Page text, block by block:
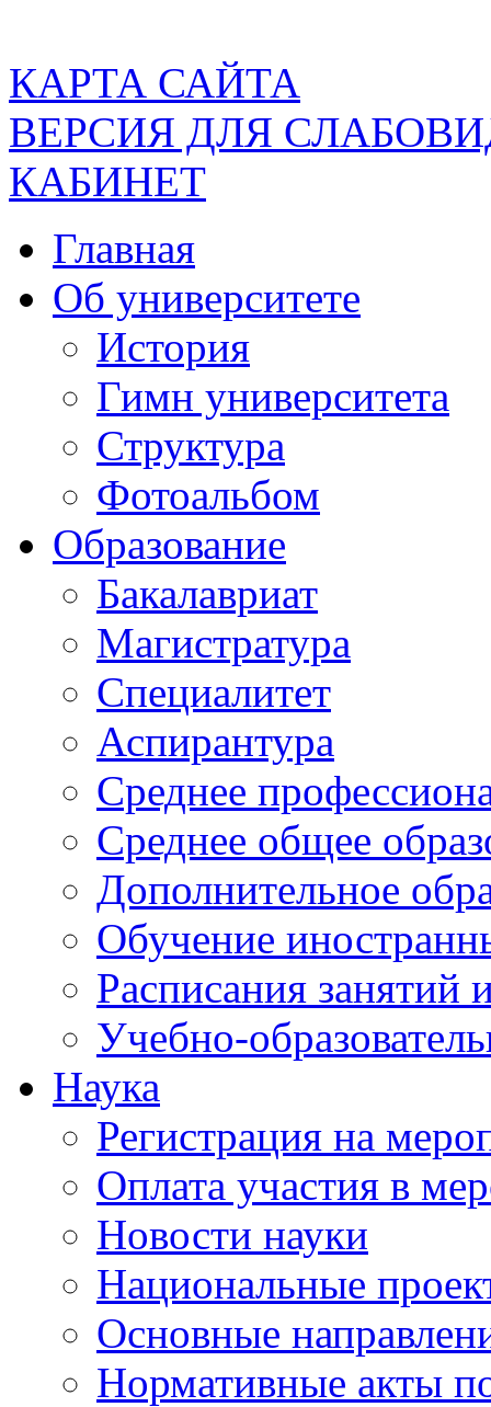
КАРТА САЙТА
ВЕРСИЯ ДЛЯ
КАБИНЕТ
Главная
Об университете
История
Гимн университета
Структура
Фотоальбом
Образование
Бакалавриат
Магистратура
Специалитет
Аспирантура
Среднее
Среднее общее
Дополнительное
Обучение
Расписания занятий
Учебно-
Наука
Регистрация на
Оплата участия в
Новости науки
Национальные
Основные
Нормативные акты